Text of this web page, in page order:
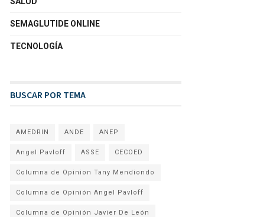
SEMAGLUTIDE ONLINE
TECNOLOGÍA
BUSCAR POR TEMA
AMEDRIN ANDE ANEP
Angel Pavloff ASSE CECOED
Columna de Opinion Tany Mendiondo
Columna de Opinión Angel Pavloff
Columna de Opinión Javier De León